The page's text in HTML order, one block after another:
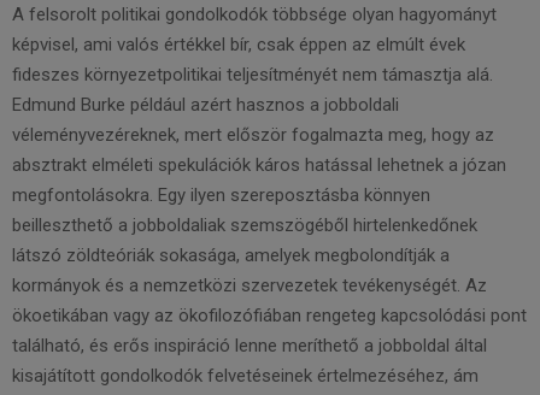
A felsorolt politikai gondolkodók többsége olyan hagyományt
képvisel, ami valós értékkel bír, csak éppen az elmúlt évek
fideszes környezetpolitikai teljesítményét nem támasztja alá.
Edmund Burke például azért hasznos a jobboldali
véleményvezéreknek, mert először fogalmazta meg, hogy az
absztrakt elméleti spekulációk káros hatással lehetnek a józan
megfontolásokra. Egy ilyen szereposztásba könnyen
beilleszthető a jobboldaliak szemszögéből hirtelenkedőnek
látszó zöldteóriák sokasága, amelyek megbolondítják a
kormányok és a nemzetközi szervezetek tevékenységét. Az
ökoetikában vagy az ökofilozófiában rengeteg kapcsolódási pont
található, és erős inspiráció lenne meríthető a jobboldal által
kisajátított gondolkodók felvetéseinek értelmezéséhez, ám